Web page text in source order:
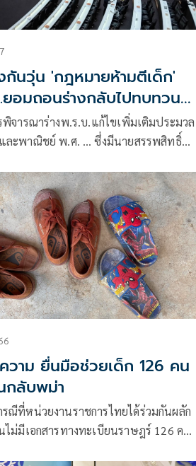
กันวุ่น 'กฎหมายห้ามตีเด็ก'
อมถอนร่างกลับไปทบทวน
จารณาร่างพ.ร.บ.แก้ไขเพิ่มเติมประมวล
ละพาณิชย์ พ.ศ. … ซึ่งมีนายสรรพสิทธิ์
มธ.)วิสามัญ ในวาระสอง
วาม ยื่นมือช่วยเด็ก 126 คน
ลับพม่า
ณีที่หน่วยงานราชการไทยได้ร่วมกันผลัก
ไม่มีเอกสารทางทะเบียนราษฎร์ 126 คน